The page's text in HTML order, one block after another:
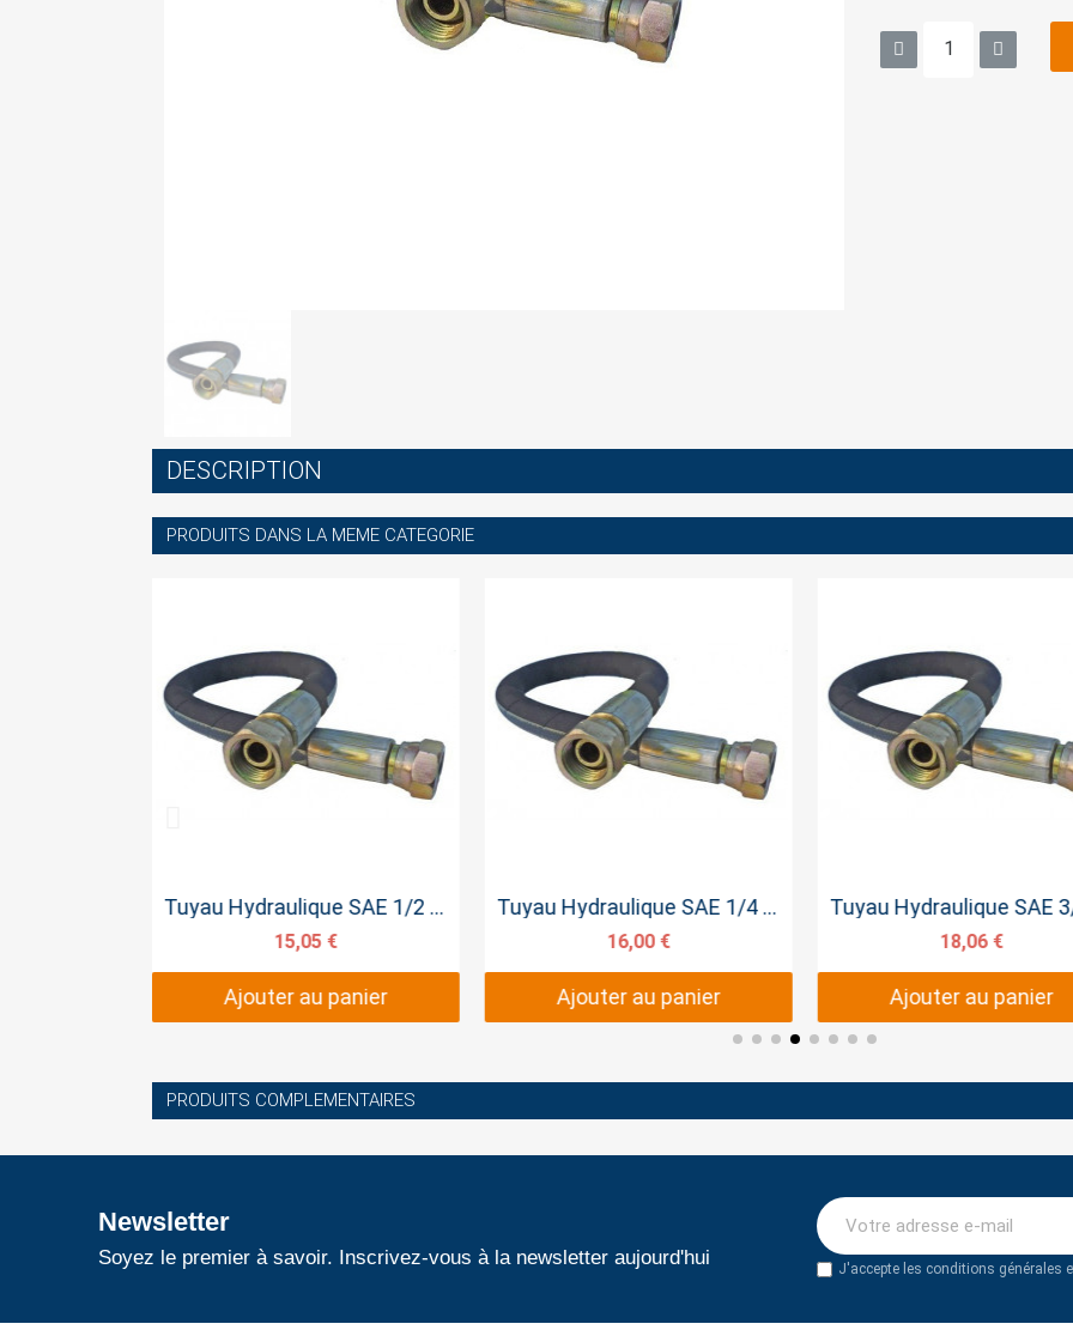
DESCRIPTION
PRODUITS DANS LA MEME CATEGORIE
Aperçu rapide Tuyau Hydraulique SAE 1/2 SERTI 25cm
15,05 €
Ajouter au panier
Aperçu rapide Tuyau Hydraulique SAE 1/4 SERTI 50cm
16,00 €
Ajouter au panier
Aperçu rapide
18,06 €
Ajouter au panier
PRODUITS COMPLEMENTAIRES
Newsletter
Soyez le premier à savoir. Inscrivez-vous à la newsletter aujourd'hui
J'accepte les conditions générales